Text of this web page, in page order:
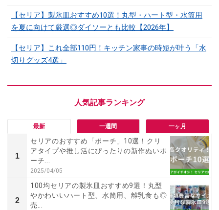
【セリア】製氷皿おすすめ10選！丸型・ハート型・水筒用
を夏に向けて厳選◎ダイソーとも比較【2026年】
【セリア】これ全部110円！キッチン家事の時短が叶う「水
切りグッズ4選」
最新 一週間 一ヶ月
1
セリアのおすすめ「ポーチ」10選！クリ
アタイプや推し活にぴったりの新作ぬいポ
ーチ...
2025/04/05
2
100均セリアの製氷皿おすすめ9選！丸型
やかわいいハート型、水筒用、離乳食も◎
売...